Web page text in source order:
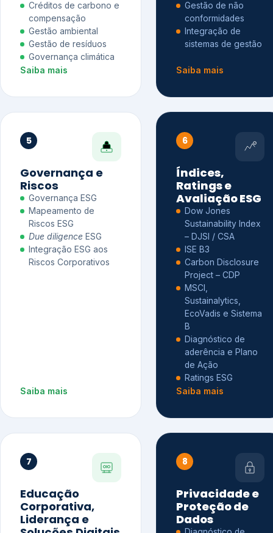
Créditos de carbono e
compensação
Gestão ambiental
Gestão de resíduos
Governança climática
Saiba mais
Gestão de não
conformidades
Integração de
sistemas de gestão
Saiba mais
5
Governança e
Riscos
Governança ESG
Mapeamento de
Riscos ESG
Due diligence ESG
Integração ESG aos
Riscos Corporativos
Saiba mais
6
Índices,
Ratings e
Avaliação ESG
Dow Jones
Sustainability Index
– DJSI / CSA
ISE B3
Carbon Disclosure
Project – CDP
MSCI,
Sustainalytics,
EcoVadis e Sistema
B
Diagnóstico de
aderência e Plano
de Ação
Ratings ESG
Saiba mais
7
Educação
Corporativa,
Liderança e
8
Privacidade e
Proteção de
Dados